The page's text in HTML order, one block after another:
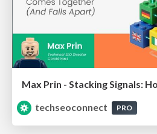
techseoconnect
PRO